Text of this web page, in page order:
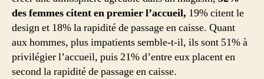
des femmes citent en premier l’accueil, 19% citent le
design et 18% la rapidité de passage en caisse. Quant
aux hommes, plus impatients semble-t-il, ils sont 51% à
privilégier l’accueil, puis 21% d’entre eux placent en
second la rapidité de passage en caisse.